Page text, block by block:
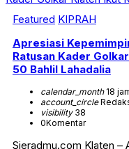
Featured KIPRAH
Apresiasi
Ratusan Kader
50 Bahlil Lahadalia
calendar_month18
account_circle
visibility38
0Komentar
Sieradmu.com Klaten –